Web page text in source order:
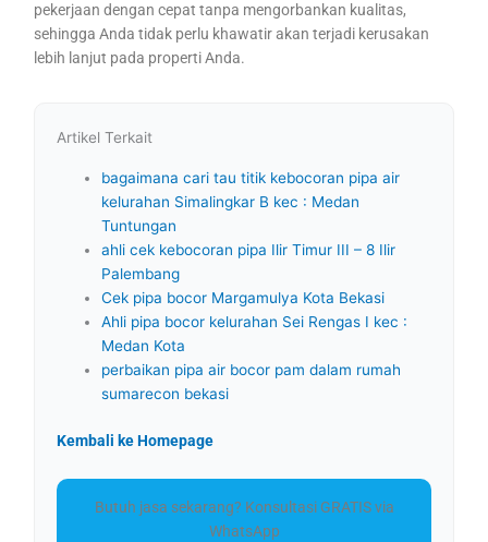
pekerjaan dengan cepat tanpa mengorbankan kualitas,
sehingga Anda tidak perlu khawatir akan terjadi kerusakan
lebih lanjut pada properti Anda.
Artikel Terkait
bagaimana cari tau titik kebocoran pipa air
kelurahan Simalingkar B kec : Medan
Tuntungan
ahli cek kebocoran pipa Ilir Timur III – 8 Ilir
Palembang
Cek pipa bocor Margamulya Kota Bekasi
Ahli pipa bocor kelurahan Sei Rengas I kec :
Medan Kota
perbaikan pipa air bocor pam dalam rumah
sumarecon bekasi
Kembali ke Homepage
Butuh jasa sekarang? Konsultasi GRATIS via
WhatsApp